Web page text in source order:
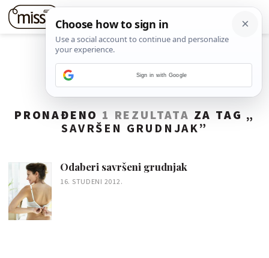
PRONAĐENO 1 REZULTATA ZA TAG „
SAVRŠEN GRUDNJAK”
Odaberi savršeni grudnjak
16. STUDENI 2012.
Sign in with Google